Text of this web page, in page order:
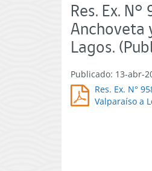
de
Chile
Res. Ex.
Anchoveta
Lagos.
Publicado: 13-abr-
Res. Ex. N°
Valparaíso a